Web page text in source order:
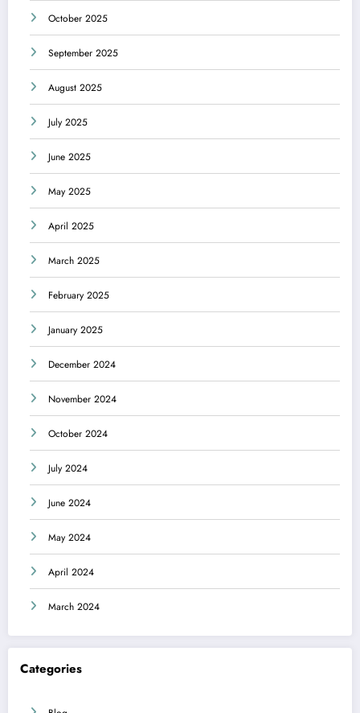
October 2025
September 2025
August 2025
July 2025
June 2025
May 2025
April 2025
March 2025
February 2025
January 2025
December 2024
November 2024
October 2024
July 2024
June 2024
May 2024
April 2024
March 2024
Categories